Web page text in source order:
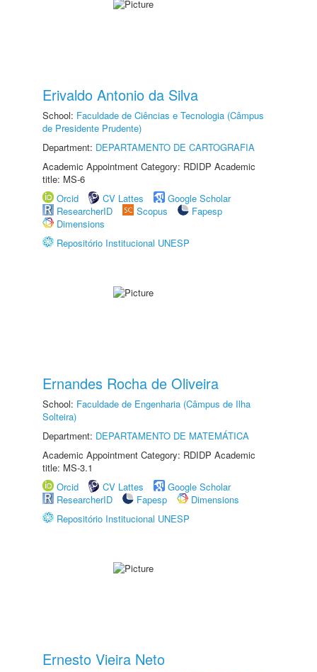
Erivaldo Antonio da Silva
School: Faculdade de Ciências e Tecnologia (Câmpus
de Presidente Prudente)
Department: DEPARTAMENTO DE CARTOGRAFIA
Academic Appointment Category: RDIDP Academic
title: MS-6
Orcid
CV Lattes
Google Scholar
ResearcherID
Scopus
Fapesp
Dimensions
Repositório Institucional UNESP
Ernandes Rocha de Oliveira
School: Faculdade de Engenharia (Câmpus de Ilha
Solteira)
Department: DEPARTAMENTO DE MATEMÁTICA
Academic Appointment Category: RDIDP Academic
title: MS-3.1
Orcid
CV Lattes
Google Scholar
ResearcherID
Fapesp
Dimensions
Repositório Institucional UNESP
Ernesto Vieira Neto